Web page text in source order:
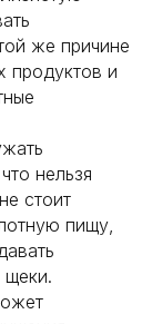
же причине
продуктов и
нельзя
стоит
пищу,
щеки.